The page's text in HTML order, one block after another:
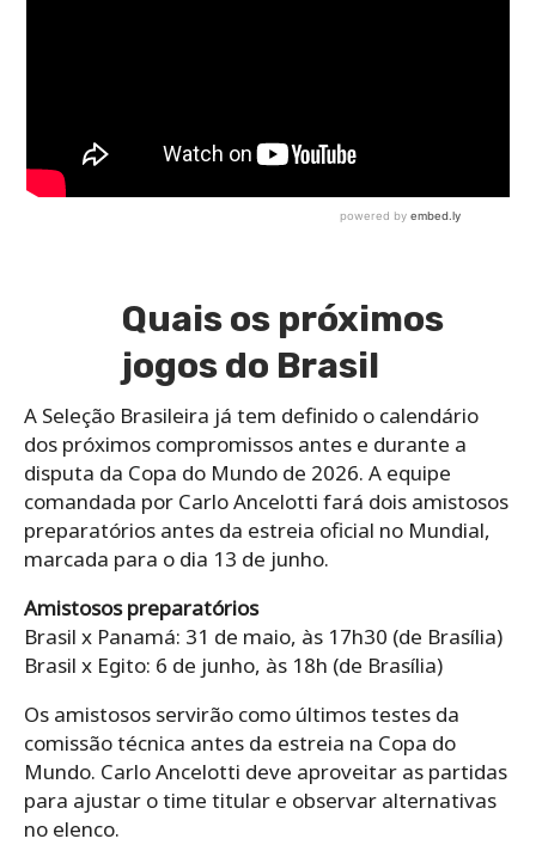
Quais os próximos
jogos do Brasil
A Seleção Brasileira já tem definido o calendário
dos próximos compromissos antes e durante a
disputa da Copa do Mundo de 2026. A equipe
comandada por Carlo Ancelotti fará dois amistosos
preparatórios antes da estreia oficial no Mundial,
marcada para o dia 13 de junho.
Amistosos preparatórios
Brasil x Panamá: 31 de maio, às 17h30 (de Brasília)
Brasil x Egito: 6 de junho, às 18h (de Brasília)
Os amistosos servirão como últimos testes da
comissão técnica antes da estreia na Copa do
Mundo. Carlo Ancelotti deve aproveitar as partidas
para ajustar o time titular e observar alternativas
no elenco.